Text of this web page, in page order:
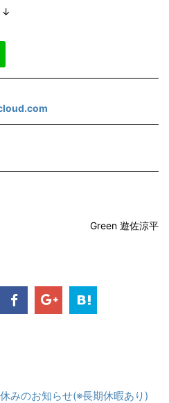
Green 遊佐涼平
みのお知らせ(※長期休暇あり)